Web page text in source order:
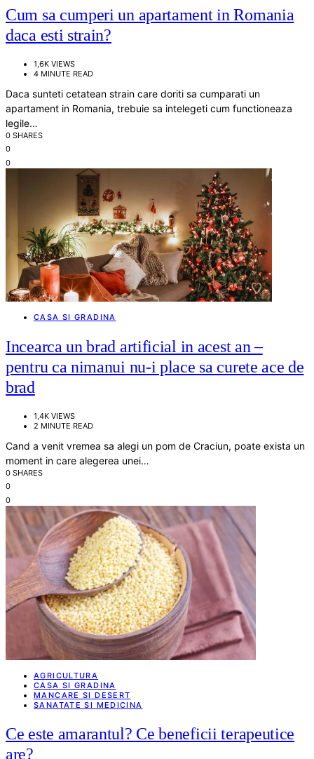
Cum sa cumperi un apartament in Romania
daca esti strain?
1,6K VIEWS
4 MINUTE READ
Daca sunteti cetatean strain care doriti sa cumparati un
apartament in Romania, trebuie sa intelegeti cum functioneaza
legile…
0 SHARES
0
0
CASA SI GRADINA
Incearca un brad artificial in acest an –
pentru ca nimanui nu-i place sa curete ace de
brad
1,4K VIEWS
2 MINUTE READ
Cand a venit vremea sa alegi un pom de Craciun, poate exista un
moment in care alegerea unei…
0 SHARES
0
0
AGRICULTURA
CASA SI GRADINA
MANCARE SI DESERT
SANATATE SI MEDICINA
Ce este amarantul? Ce beneficii terapeutice
are?